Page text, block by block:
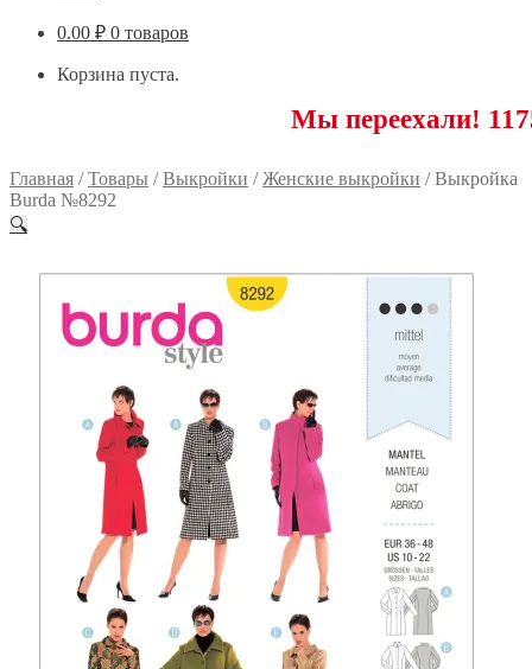
0.00 ₽ 0 товаров
Корзина пуста.
Мы переехали! 117593
Главная /Товары /Выкройки /Женские выкройки /Выкройка
Burda №8292
🔍